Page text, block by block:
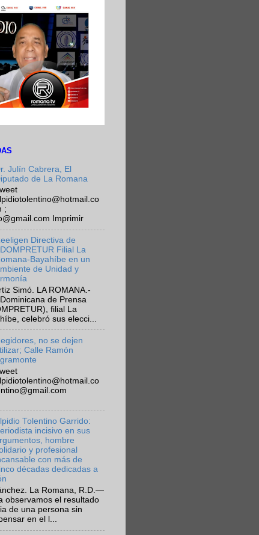
Julín Cabrera, El
de La Romana
;
Imprimir
Directiva de
Filial La
Bayahíbe en un
de Unidad y
Simó. LA ROMANA.-
Dominicana de Prensa
filial La
celebró sus elecci...
no se dejen
Calle Ramón
Tolentino Garrido:
incisivo en sus
hombre
y profesional
con más de
décadas dedicadas a
La Romana, R.D.—
observamos el resultado
de una persona sin
en el l...